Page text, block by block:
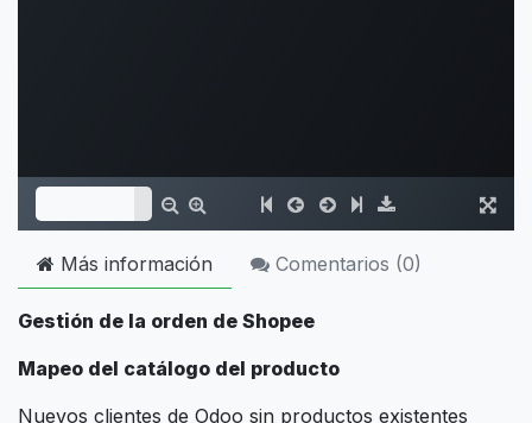
Más información Comentarios (0)
Gestión de la orden de Shopee
Mapeo del catálogo del producto
Nuevos clientes de Odoo sin productos existentes